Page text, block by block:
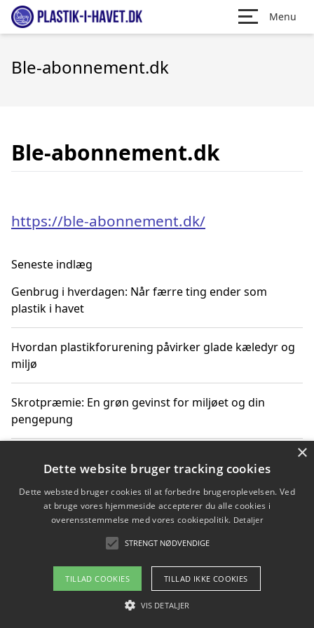
Menu
Ble-abonnement.dk
Ble-abonnement.dk
https://ble-abonnement.dk/
Seneste indlæg
Genbrug i hverdagen: Når færre ting ender som
plastik i havet
Hvordan plastikforurening påvirker glade kæledyr og
miljø
Skrotpræmie: En grøn gevinst for miljøet og din
pengepung
Hvordan blåfade med rist kan hjælpe med at reducere
plastik i havet
Spil kasinospil på et troværdigt online casino: Din
guide til sikker og sjov underholdning
Copyright 2026 - Pilanto Aps
Om / kontakt
×
Dette website bruger tracking cookies
Dette websted bruger cookies til at forbedre brugeroplevelsen. Ved
at bruge vores hjemmeside accepterer du alle cookies i
overensstemmelse med vores cookiepolitik. Detaljer
STRENGT NØDVENDIGE
TILLAD COOKIES TILLAD IKKE COOKIES
VIS DETALJER